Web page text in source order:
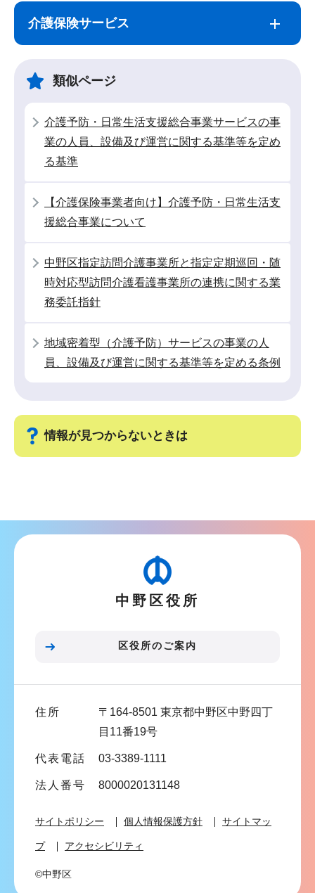
こ
介護保険サービス
類似ページ
介護予防・日常生活支援総合事業サービスの事
業の人員、設備及び運営に関する基準等を定め
る基準
【介護保険事業者向け】介護予防・日常生活支
援総合事業について
中野区指定訪問介護事業所と指定定期巡回・随
時対応型訪問介護看護事業所の連携に関する業
務委託指針
地域密着型（介護予防）サービスの事業の人
員、設備及び運営に関する基準等を定める条例
情報が見つからないときは
ナ
ビ
中野区役所
区役所のご案内
住所
〒164-8501 東京都中野区中野四丁
目11番19号
代表電話 03-3389-1111
法人番号 8000020131148
サイトポリシー 個人情報保護方針 サイトマッ
プ アクセシビリティ
©中野区